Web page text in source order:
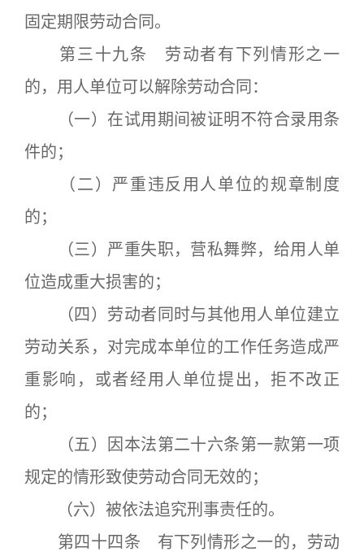
固定期限劳动合同。
第三十九条 劳动者有下列情形之一
的，用人单位可以解除劳动合同：
（一）在试用期间被证明不符合录用条
件的；
（二）严重违反用人单位的规章制度
的；
（三）严重失职，营私舞弊，给用人单
位造成重大损害的；
（四）劳动者同时与其他用人单位建立
劳动关系，对完成本单位的工作任务造成严
重影响，或者经用人单位提出，拒不改正
的；
（五）因本法第二十六条第一款第一项
规定的情形致使劳动合同无效的；
（六）被依法追究刑事责任的。
第四十四条 有下列情形之一的，劳动